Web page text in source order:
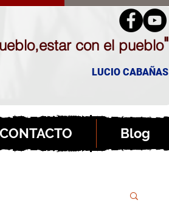
con el pueblo"
LUCIO CABAÑAS
CONTACTO Blog